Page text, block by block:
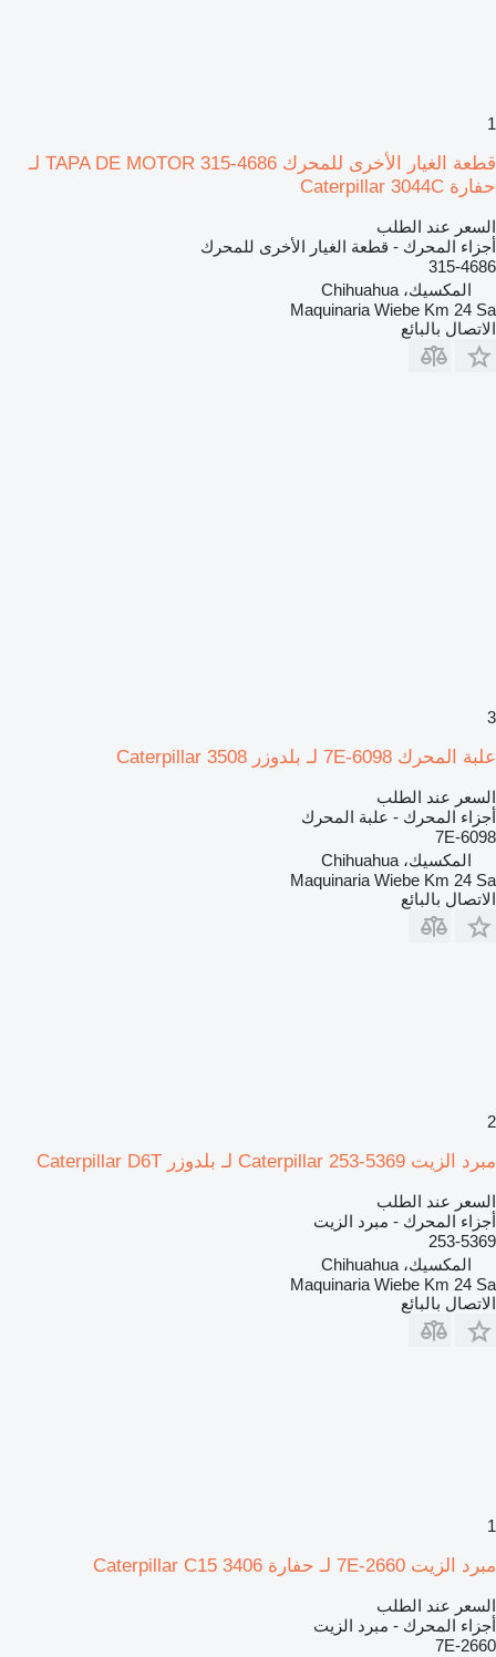
1
قطعة الغيار الأخرى للمحرك TAPA DE MOTOR 315-4686 لـ
حفارة Caterpillar 3044C
السعر عند الطلب
أجزاء المحرك - قطعة الغيار الأخرى للمحرك
315-4686
المكسيك، Chihuahua
Maquinaria Wiebe Km 24 Sa
الاتصال بالبائع
3
علبة المحرك 7E-6098 لـ بلدوزر Caterpillar 3508
السعر عند الطلب
أجزاء المحرك - علبة المحرك
7E-6098
المكسيك، Chihuahua
Maquinaria Wiebe Km 24 Sa
الاتصال بالبائع
2
مبرد الزيت Caterpillar 253-5369 لـ بلدوزر Caterpillar D6T
السعر عند الطلب
أجزاء المحرك - مبرد الزيت
253-5369
المكسيك، Chihuahua
Maquinaria Wiebe Km 24 Sa
الاتصال بالبائع
1
مبرد الزيت 7E-2660 لـ حفارة Caterpillar C15 3406
السعر عند الطلب
أجزاء المحرك - مبرد الزيت
7E-2660